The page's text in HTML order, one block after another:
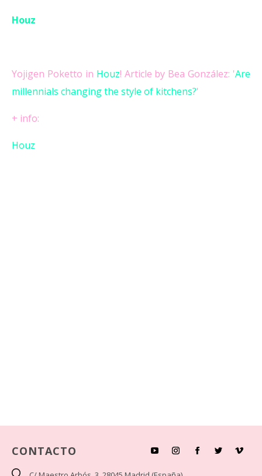
Houz
Yojigen Poketto in Houz! Article by Bea González: 'Are
millennials changing the style of kitchens?'
+ info:
Houz
CONTACTO